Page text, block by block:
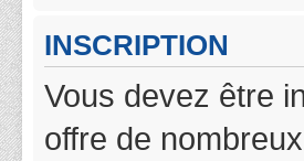
INSCRIPTION
Vous devez être
offre de